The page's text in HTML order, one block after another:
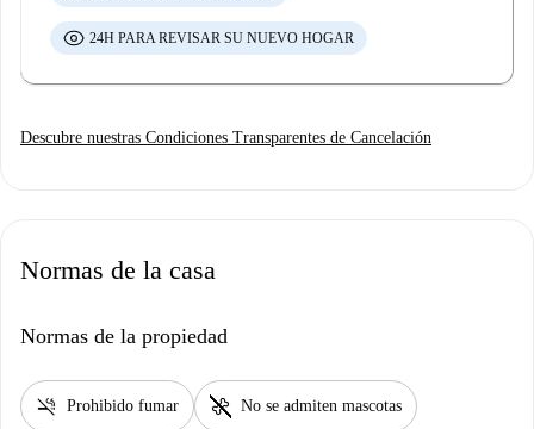
24H PARA REVISAR SU NUEVO HOGAR
Descubre nuestras Condiciones Transparentes de Cancelación
Normas de la casa
Normas de la propiedad
smoke_free Prohibido fumar pet_supplies No se admiten mascotas